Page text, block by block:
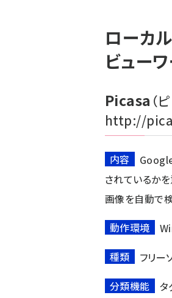
ローカ
ビューワ
Picasa （
http://
内容
されているか
画像を自動で
動作環境
種類
フリー
分類機能
タ